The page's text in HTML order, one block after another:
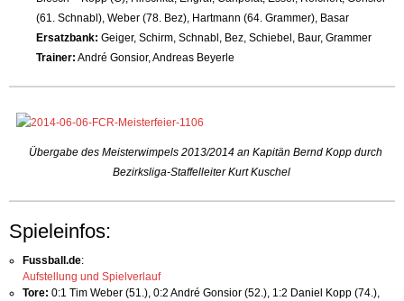
(61. Schnabl), Weber (78. Bez), Hartmann (64. Grammer), Basar
Ersatzbank: Geiger, Schirm, Schnabl, Bez, Schiebel, Baur, Grammer
Trainer: André Gonsior, Andreas Beyerle
Übergabe des Meisterwimpels 2013/2014 an Kapitän Bernd Kopp durch
Bezirksliga-Staffelleiter Kurt Kuschel
Spieleinfos:
Fussball.de:
Aufstellung und Spielverlauf
Tore: 0:1 Tim Weber (51.), 0:2 André Gonsior (52.), 1:2 Daniel Kopp (74.),